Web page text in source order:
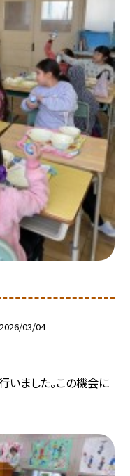
2026/03/04
いました。この機会に